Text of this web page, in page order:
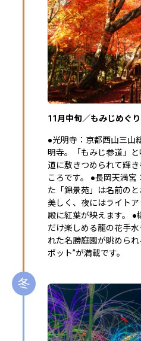
11月中旬／もみじめぐ
●光明寺：京都西山三山
明寺。「もみじ参道」
道に敷きつめられて輝
ころです。 ●長岡天満
た「錦景苑」は名前の
美しく、夜にはライト
殿に紅葉が映えます。 ●
だけ楽しめる龍の花手
れた名勝庭園が眺めら
ポット”が満載です。
冬